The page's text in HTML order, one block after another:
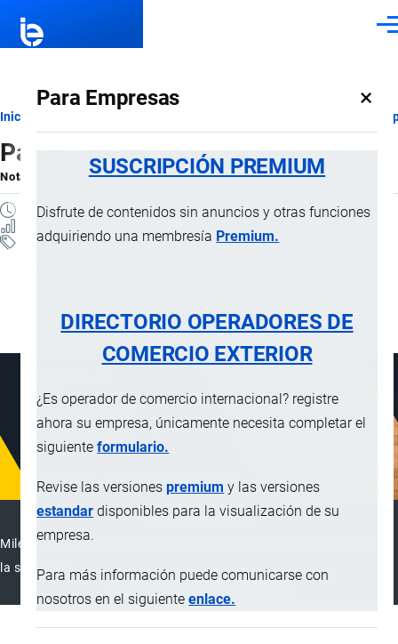
Para Empresas ×
SUSCRIPCIÓN PREMIUM
Disfrute de contenidos sin anuncios y otras funciones
adquiriendo una membresía Premium.
DIRECTORIO OPERADORES DE
COMERCIO EXTERIOR
¿Es operador de comercio internacional? registre
ahora su empresa, únicamente necesita completar el
siguienteformulario.
Revise las versionespremium y las versiones
estandar disponibles para la visualización de su
empresa.
Para más información puede comunicarse con
nosotros en el siguienteenlace.
Ruta
de
navegación
Inicio
Partida 65.03
Nota ExplicativaporImportaciones …, 20 Julio, 2024
1 MINUTO
Notas Explicativas
65.03 [65.03]
ANUNCIAR EMPRESA
Miles de visitantes ya vieron este anuncio, tu empresa puede ser
la siguiente
ANUNCIAR
SUSCRIBIRSE